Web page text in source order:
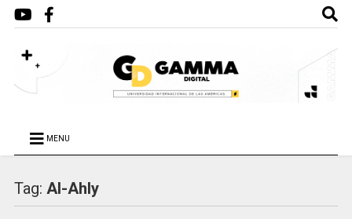
MENU
Tag: Al-Ahly